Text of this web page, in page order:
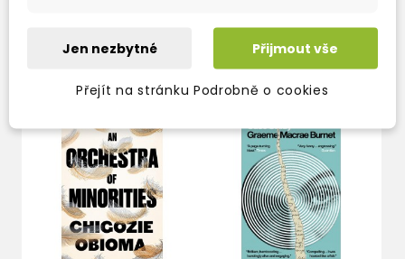
TAKÉ DOPORUČUJEME
Jen nezbytné Přijmout vše
Přejít na stránku Podrobně o cookies